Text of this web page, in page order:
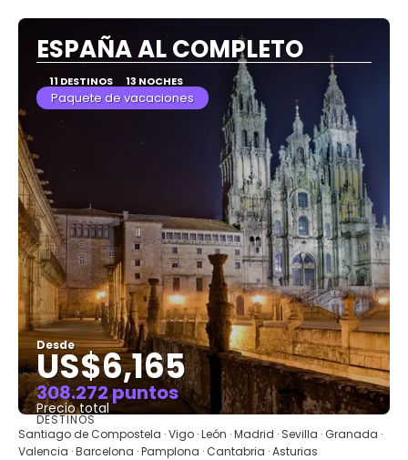
ESPAÑA AL COMPLETO
11 DESTINOS 13 NOCHES
Paquete de vacaciones
Desde
US$6,165
308.272 puntos
Precio total
Ver
DESTINOS
Santiago de Compostela · Vigo · León · Madrid · Sevilla · Granada ·
Valencia · Barcelona · Pamplona · Cantabria · Asturias